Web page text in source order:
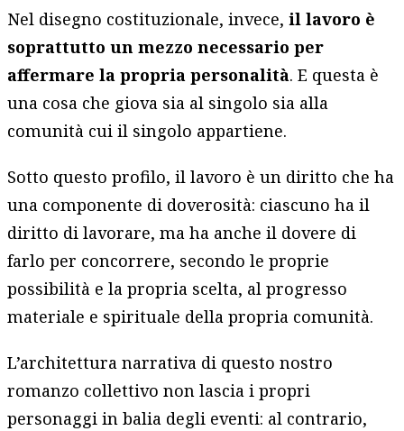
Nel disegno costituzionale, invece,il lavoro è
soprattutto un mezzo necessario per
affermare la propria personalità. E questa è
una cosa che giova sia al singolo sia alla
comunità cui il singolo appartiene.
Sotto questo profilo, il lavoro è un diritto che ha
una componente di doverosità: ciascuno ha il
diritto di lavorare, ma ha anche il dovere di
farlo per concorrere, secondo le proprie
possibilità e la propria scelta, al progresso
materiale e spirituale della propria comunità.
L’architettura narrativa di questo nostro
romanzo collettivo non lascia i propri
personaggi in balia degli eventi: al contrario,